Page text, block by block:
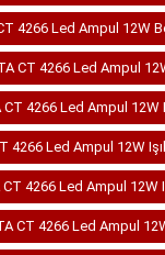
4266 Led Ampul 12W
CT 4266 Led Ampul
CT 4266 Led Ampul 12W
4266 Led Ampul 12W
CT 4266 Led Ampul 12W
CT 4266 Led Ampul